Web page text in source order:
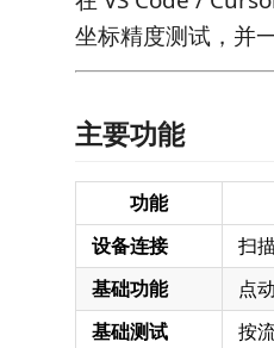
坐标精度测试，并
主要功能
功能
设备连接
扫
基础功能
点
基础测试
按